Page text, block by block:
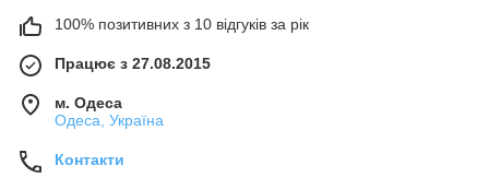
100% позитивних з 10 відгуків за рік
Працює з 27.08.2015
м. Одеса
Одеса, Україна
Контакти